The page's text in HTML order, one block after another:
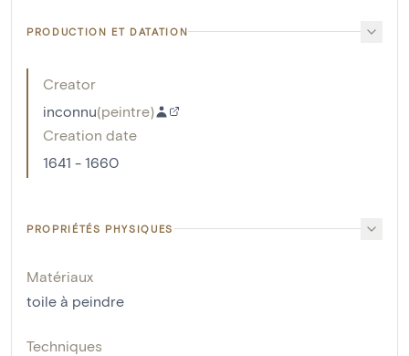
PRODUCTION ET DATATION
Creator
inconnu(peintre)
Creation date
1641 - 1660
PROPRIÉTÉS PHYSIQUES
Matériaux
toile à peindre
Techniques